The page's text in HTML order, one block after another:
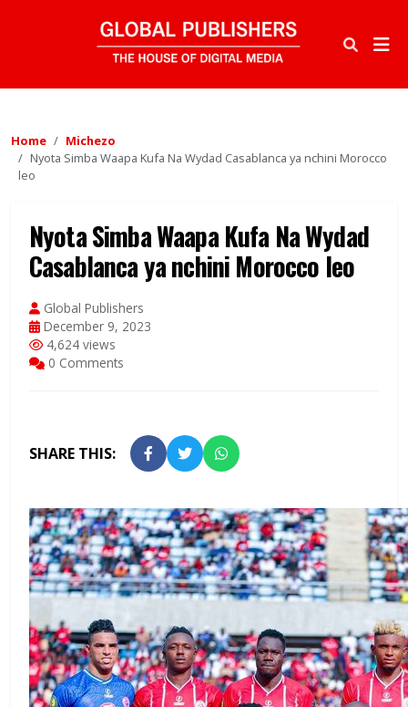
Home
Michezo
Nyota Simba Waapa Kufa Na Wydad Casablanca ya nchini Morocco
leo
Nyota Simba Waapa Kufa Na Wydad
Casablanca ya nchini Morocco leo
Global Publishers
December 9, 2023
4,624 views
0 Comments
SHARE THIS: